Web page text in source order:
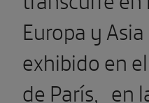
Europa y
exhibido en
de París, en